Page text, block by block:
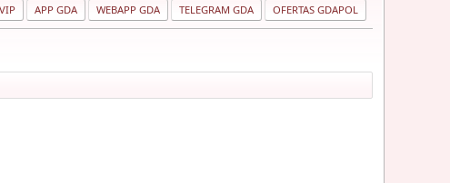
APP GDA WEBAPP GDA TELEGRAM GDA OFERTAS GDAPOL